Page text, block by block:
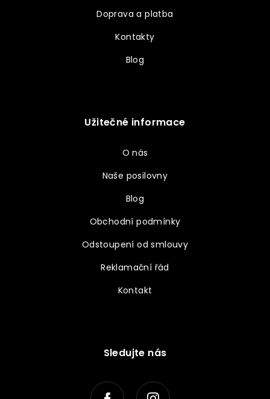
Doprava a platba
Kontakty
Blog
Užitečné informace
O nás
Naše posilovny
Blog
Obchodní podmínky
Odstoupení od smlouvy
Reklamační řád
Kontakt
Sledujte nás